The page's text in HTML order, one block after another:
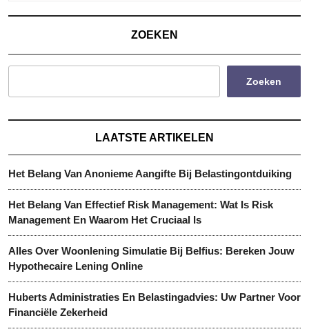
ZOEKEN
Zoeken
LAATSTE ARTIKELEN
Het Belang Van Anonieme Aangifte Bij Belastingontduiking
Het Belang Van Effectief Risk Management: Wat Is Risk
Management En Waarom Het Cruciaal Is
Alles Over Woonlening Simulatie Bij Belfius: Bereken Jouw
Hypothecaire Lening Online
Huberts Administraties En Belastingadvies: Uw Partner Voor
Financiële Zekerheid